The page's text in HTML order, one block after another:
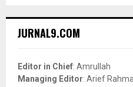
h
o
r
JURNAL9.COM
Editor in Chief: Amrullah
Managing Editor: Arief